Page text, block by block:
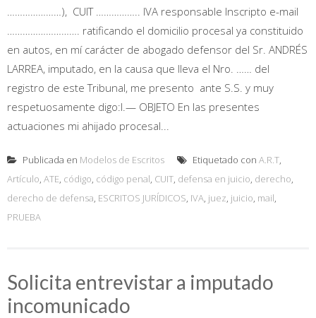
…………………), CUIT …………….. IVA responsable Inscripto e-mail
………………………. ratificando el domicilio procesal ya constituido
en autos, en mí carácter de abogado defensor del Sr. ANDRÉS
LARREA, imputado, en la causa que lleva el Nro. …… del
registro de este Tribunal, me presento ante S.S. y muy
respetuosamente digo:I.— OBJETO En las presentes
actuaciones mi ahijado procesal...
Publicada en Modelos de Escritos Etiquetado con A.R.T,
Artículo, ATE, código, código penal, CUIT, defensa en juicio, derecho,
derecho de defensa, ESCRITOS JURÍDICOS, IVA, juez, juicio, mail,
PRUEBA
Solicita entrevistar a imputado
incomunicado